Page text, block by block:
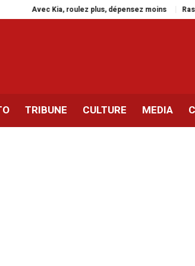
Avec Kia, roulez plus, dépensez moins
TRIBUNE CULTURE MEDIA